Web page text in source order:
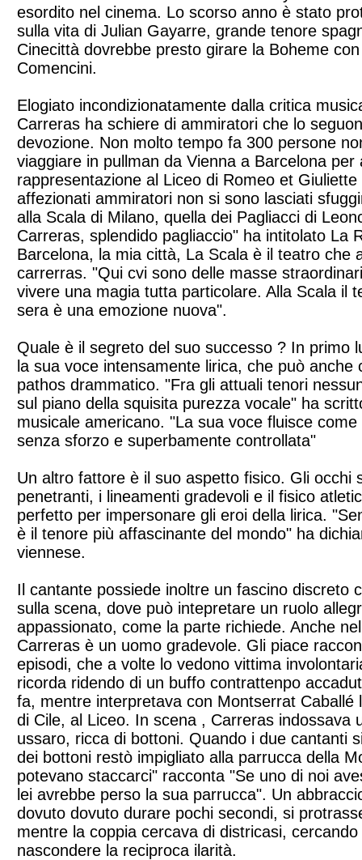
esordito nel cinema. Lo scorso anno è stato
sulla vita di Julian Gayarre, grande tenore
Cinecittà dovrebbe presto girare la Boheme
Comencini.
Elogiato incondizionatamente dalla critica
Carreras ha schiere di ammiratori che lo
devozione. Non molto tempo fa 300 persone
viaggiare in pullman da Vienna a Barcelona per
rappresentazione al Liceo di Romeo et
affezionati ammiratori non si sono lasciati
alla Scala di Milano, quella dei Pagliacci di
Carreras, splendido pagliaccio" ha intitolato La
Barcelona, la mia città, La Scala è il teatro che
carrerras. "Qui cvi sono delle masse
vivere una magia tutta particolare. Alla Scala il
sera è una emozione nuova".
Quale è il segreto del suo successo ? In primo
la sua voce intensamente lirica, che può anche
pathos drammatico. "Fra gli attuali tenori
sul piano della squisita purezza vocale" ha
musicale americano. "La sua voce fluisce
senza sforzo e superbamente controllata"
Un altro fattore è il suo aspetto fisico. Gli occhi
penetranti, i lineamenti gradevoli e il fisico
perfetto per impersonare gli eroi della lirica.
è il tenore più affascinante del mondo" ha
viennese.
Il cantante possiede inoltre un fascino discreto
sulla scena, dove può intepretare un ruolo
appassionato, come la parte richiede. Anche
Carreras è un uomo gradevole. Gli piace
episodi, che a volte lo vedono vittima
ricorda ridendo di un buffo contrattenpo
fa, mentre interpretava con Montserrat Caballé
di Cile, al Liceo. In scena , Carreras indossava
ussaro, ricca di bottoni. Quando i due cantanti
dei bottoni restò impigliato alla parrucca della
potevano staccarci" racconta "Se uno di noi
lei avrebbe perso la sua parrucca". Un
dovuto dovuto durare pochi secondi, si
mentre la coppia cercava di districasi,
nascondere la reciproca ilarità.